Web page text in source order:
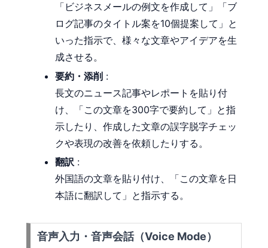
「ビジネスメールの例文を作成して」「ブ
ログ記事のタイトル案を10個提案して」と
いった指示で、様々な文章やアイデアを生
成させる。
要約・添削 :
長文のニュース記事やレポートを貼り付
け、「この文章を300字で要約して」と指
示したり、作成した文章の誤字脱字チェッ
クや表現の改善を依頼したりする。
翻訳 :
外国語の文章を貼り付け、「この文章を日
本語に翻訳して」と指示する。
音声入力・音声会話（Voice Mode）